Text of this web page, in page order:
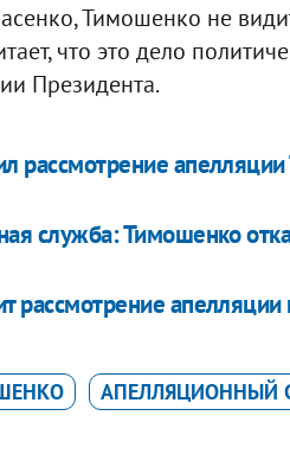
Тимошенко не
что это дело
Президента.
рассмотрение
служба: Тимошенко
рассмотрение
АПЕЛЛЯЦИОННЫЙ